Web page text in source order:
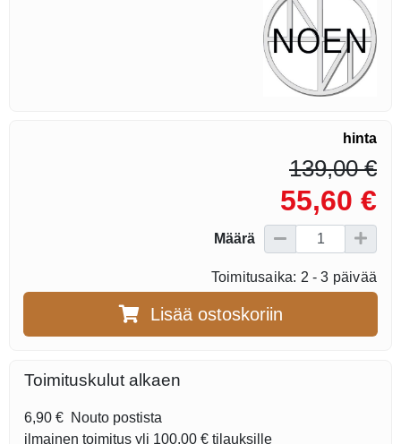
hinta
139,00 €
55,60 €
Määrä
Toimitusaika: 2 - 3 päivää
Lisää ostoskoriin
Toimituskulut alkaen
6,90 € Nouto postista
ilmainen toimitus yli 100,00 € tilauksille